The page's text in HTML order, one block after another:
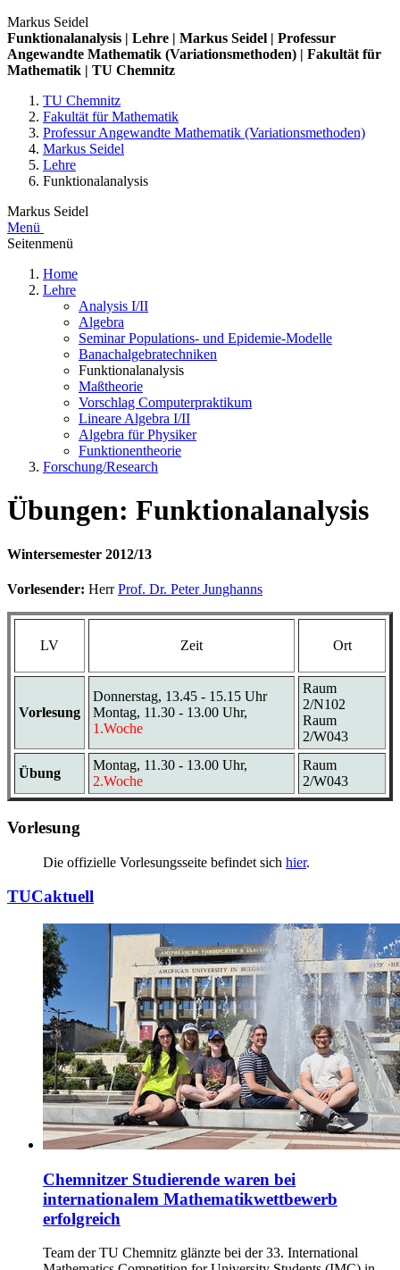
Markus Seidel
Funktionalanalysis | Lehre | Markus Seidel | Professur
Angewandte Mathematik (Variationsmethoden) | Fakultät für
Mathematik | TU Chemnitz
TU Chemnitz
Fakultät für Mathematik
Professur Angewandte Mathematik (Variationsmethoden)
Markus Seidel
Lehre
Funktionalanalysis
Markus Seidel
Menü
Seitenmenü
Home
Lehre
Analysis I/II
Algebra
Seminar Populations- und Epidemie-Modelle
Banachalgebratechniken
Funktionalanalysis
Maßtheorie
Vorschlag Computerpraktikum
Lineare Algebra I/II
Algebra für Physiker
Funktionentheorie
Forschung/Research
Übungen: Funktionalanalysis
Wintersemester 2012/13
Vorlesender: HerrProf. Dr. Peter Junghanns
LV Zeit Ort
Vorlesung
Donnerstag, 13.45 - 15.15 Uhr
Montag, 11.30 - 13.00 Uhr,
1.Woche
Raum
2/N102
Raum
2/W043
Übung
Montag, 11.30 - 13.00 Uhr,
2.Woche
Raum
2/W043
Vorlesung
Die offizielle Vorlesungsseite befindet sich hier.
TUCaktuell
Chemnitzer Studierende waren bei
internationalem Mathematikwettbewerb
erfolgreich
Team der TU Chemnitz glänzte bei der 33. International